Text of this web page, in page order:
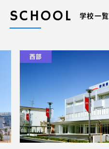
SCHOOL 学校一覧
西部